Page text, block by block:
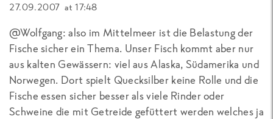
27.09.2007 at 17:48
@Wolfgang: also im Mittelmeer ist die Belastung der
Fische sicher ein Thema. Unser Fisch kommt aber nur
aus kalten Gewässern: viel aus Alaska, Südamerika und
Norwegen. Dort spielt Quecksilber keine Rolle und die
Fische essen sicher besser als viele Rinder oder
Schweine die mit Getreide gefüttert werden welches ja